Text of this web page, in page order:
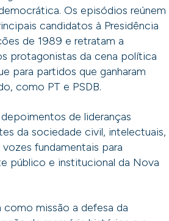
Os episódios reúnem
candidatos à Presidência
de 1989 e retratam a
protagonistas da cena política
para partidos que ganharam
como PT e PSDB.
de lideranças
da sociedade civil, intelectuais,
fundamentais para
público e institucional da Nova
missão a defesa da